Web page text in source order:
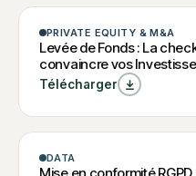
CHECK-LIST
Levée de
Fonds : La
checklist
indispensable
convaincre
Levée de
PRIVATE EQUITY & M&A
Levée de Fonds : La
convaincre vos
Télécharger
GUIDE & MODÈLE
Mise en
DATA